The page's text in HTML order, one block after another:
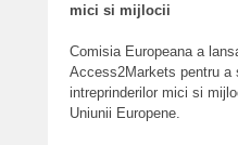
mici si mijlocii
Comisia Europeana a
Access2Markets pentru a
intreprinderilor mici si
Uniunii Europene.